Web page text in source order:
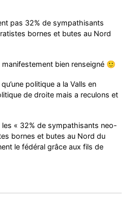
pas 32% de sympathisants
bornes et butes au Nord
bien renseigné 🙂
politique a la Valls en
de droite mais a reculons et
« 32% de sympathisants neo-
bornes et butes au Nord du
le fédéral grâce aux fils de